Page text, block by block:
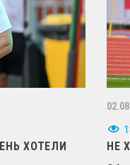
ХОТЕЛИ
НЕ